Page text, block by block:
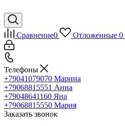
Сравнение0 Отложенные 0
Телефоны
+79041079070 Марина
+79068815551 Анна
+79048641160 Яна
+79068815550 Мария
Заказать звонок